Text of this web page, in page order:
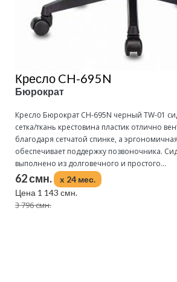
Кресло CH-695N
Бюрократ
Кресло Бюрократ CH-695N черный TW-01
сетка/ткань крестовина пластик отлично
благодаря сетчатой спинке, а
обеспечивает поддержку позвоночника.
выполнено из долговечного и простого...
62 смн.
x 24 мес.
Цена 1 143 смн.
3 796 смн.